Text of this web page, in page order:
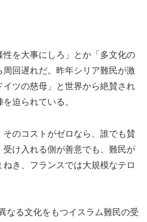
を大事にしろ」とか「多文化の
回遅れだ。昨年シリア難民が激
ツの慈母」と世界から絶賛され
迫られている。
そのコストがゼロなら、誰でも賛
け入れる側が善意でも、難民が
き、フランスでは大規模なテロ
なる文化をもつイスラム難民の受